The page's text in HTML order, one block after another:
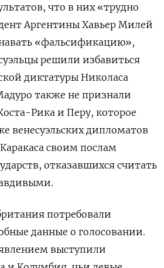
что в них «трудно
Аргентины Хавьер Милей
«фальсификацию»,
решили избавиться
диктатуры Николаса
также не признали
Рика и Перу, которое
венесуэльских дипломатов
своим послам
отказавшихся считать
потребовали
данные о голосовании.
выступили